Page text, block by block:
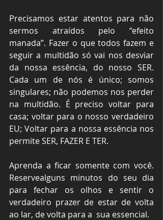
Precisamos estar atentos para não
sermos atraídos pelo “efeito
manada”. Fazer o que todos fazem e
seguir a multidão só vai nos desviar
da nossa essência, do nosso SER.
Cada um de nós é único; somos
singulares; não podemos nos perder
na multidão. É preciso voltar para
casa; voltar para o nosso verdadeiro
EU; Voltar para a nossa essência nos
permite SER, FAZER E TER.
Aprenda a ficar somente com você.
Reservealguns minutos do seu dia
para fechar os olhos e sentir o
verdadeiro prazer de estar de volta
ao lar, de volta para a  sua essencial.